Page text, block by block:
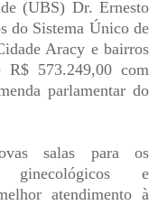
(UBS) Dr. Ernesto
do Sistema Único de
Aracy e bairros
R$ 573.249,00 com
parlamentar do
salas para os
ginecológicos e
atendimento à